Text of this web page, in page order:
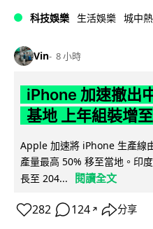
科技娛樂 生活娛樂 城中
Vin 8 小時
iPhone 加速撤出
基地 上年組裝增
Apple 加速將 iPhone 生產線
產量最高 50% 移至當地。印
長至 204...
閱讀全文
282 124 ↗ 分享